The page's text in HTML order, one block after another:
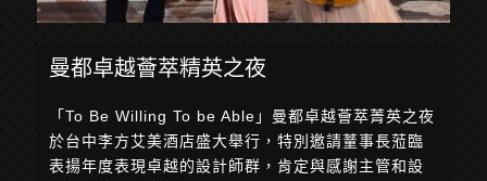
曼都卓越薈萃精英之夜
「To Be Willing To be Able」曼都卓越薈萃菁英之夜
於台中李方艾美酒店盛大舉行，特別邀請蕫事長蒞臨
表揚年度表現卓越的設計師群，肯定與感謝主管和設